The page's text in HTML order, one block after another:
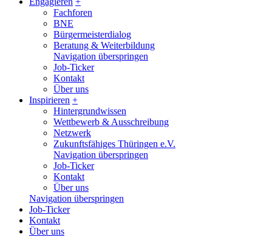
Fachforen
BNE
Bürgermeisterdialog
Beratung & Weiterbildung
Navigation überspringen
Job-Ticker
Kontakt
Über uns
Inspirieren +
Hintergrundwissen
Wettbewerb & Ausschreibung
Netzwerk
Zukunftsfähiges Thüringen e.V.
Navigation überspringen
Job-Ticker
Kontakt
Über uns
Navigation überspringen
Job-Ticker
Kontakt
Über uns